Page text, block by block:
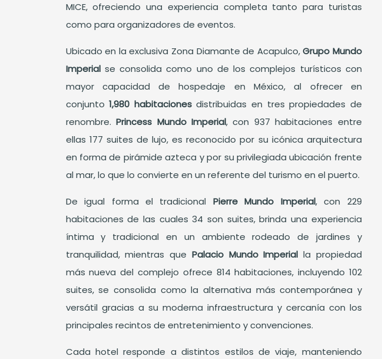
MICE, ofreciendo una experiencia completa tanto para turistas
como para organizadores de eventos.
Ubicado en la exclusiva Zona Diamante de Acapulco,Grupo Mundo
Imperialse consolida como uno de los complejos turísticos con
mayor capacidad de hospedaje en México, al ofrecer en
conjunto1,980 habitacionesdistribuidas en tres propiedades de
renombre.Princess Mundo Imperial, con 937 habitaciones entre
ellas 177 suites de lujo, es reconocido por su icónica arquitectura
en forma de pirámide azteca y por su privilegiada ubicación frente
al mar, lo que lo convierte en un referente del turismo en el puerto.
De igual forma el tradicional Pierre Mundo Imperial, con 229
habitaciones de las cuales 34 son suites, brinda una experiencia
íntima y tradicional en un ambiente rodeado de jardines y
tranquilidad, mientras que Palacio Mundo Imperialla propiedad
más nueva del complejo ofrece 814 habitaciones, incluyendo 102
suites, se consolida como la alternativa más contemporánea y
versátil gracias a su moderna infraestructura y cercanía con los
principales recintos de entretenimiento y convenciones.
Cada hotel responde a distintos estilos de viaje, manteniendo